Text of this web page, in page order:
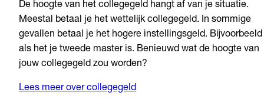
De hoogte van het collegegeld hangt af van je situatie.
Meestal betaal je het wettelijk collegegeld. In sommige
gevallen betaal je het hogere instellingsgeld. Bijvoorbeeld
als het je tweede master is. Benieuwd wat de hoogte van
jouw collegegeld zou worden?
Lees meer over collegegeld